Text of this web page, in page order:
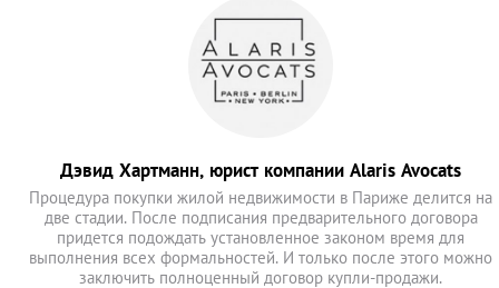
Дэвид Хартманн, юрист компании Alaris Avocats
Процедура покупки жилой недвижимости в Париже делится на
две стадии. После подписания предварительного договора
придется подождать установленное законом время для
выполнения всех формальностей. И только после этого можно
заключить полноценный договор купли-продажи.